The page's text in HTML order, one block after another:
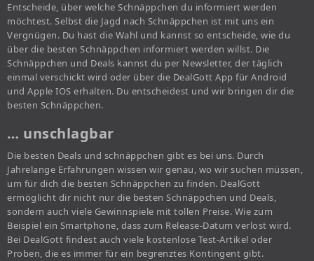
Entscheide, über welche Schnäppchen du informiert werden
möchtest. Selbst die Jagd nach Schnäppchen ist mit uns ein
Vergnügen. Du hast die Wahl und kannst so entscheide, wie du
über die besten Schnäppchen informiert werden willst. Die
Schnäppchen und Deals kannst du per Newsletter, der täglich
einmal verschickt wird oder über die DealGott App für Android
und Apple IOS erhalten. Du entscheidest und wir bringen dir die
besten Schnäppchen.
… unschlagbar
Die besten Deals und schnäppchen gibt es bei uns. Durch
Jahrelange Erfahrungen wissen wir genau, wo wir suchen müssen,
um für dich die besten Schnäppchen zu finden. DealGott
ermöglicht dir nicht nur die besten Schnäppchen und Deals,
sondern auch viele Gewinnspiele mit tollen Preise. Wie zum
Beispiel ein Smartphone, dass zum Release-Datum verlost wird.
Bei DealGott findest auch viele kostenlose Test-Artikel oder
Proben, die es immer für ein begrenztes Kontingent gibt.